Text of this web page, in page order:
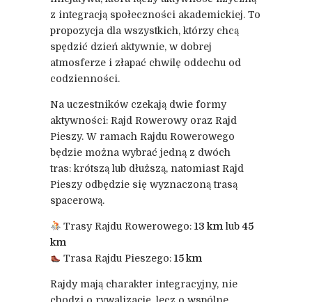
z integracją społeczności akademickiej. To
propozycja dla wszystkich, którzy chcą
spędzić dzień aktywnie, w dobrej
atmosferze i złapać chwilę oddechu od
codzienności.
Na uczestników czekają dwie formy
aktywności: Rajd Rowerowy oraz Rajd
Pieszy. W ramach Rajdu Rowerowego
będzie można wybrać jedną z dwóch
tras: krótszą lub dłuższą, natomiast Rajd
Pieszy odbędzie się wyznaczoną trasą
spacerową.
Trasy Rajdu Rowerowego:13 km lub45
km
Trasa Rajdu Pieszego:15 km
Rajdy mają charakter integracyjny, nie
chodzi o rywalizację, lecz o wspólne